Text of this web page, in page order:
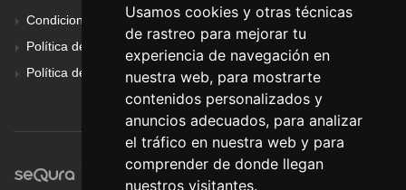
Usamos cookies y otras técnicas
de rastreo para mejorar tu
experiencia de navegación en
nuestra web, para mostrarte
contenidos personalizados y
anuncios adecuados, para analizar
el tráfico en nuestra web y para
comprender de donde llegan
nuestros visitantes.
Condiciones Generales
Política de Cookies
Política de Privacidad